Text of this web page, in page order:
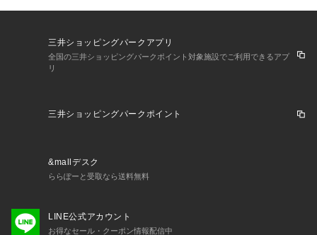
三井ショッピングパークアプリ
全国の三井ショッピングパークポイント対象施設でご利用できるアプ
リ
三井ショッピングパークポイント
&mallデスク
ららぽーと受取なら送料無料
LINE公式アカウント
お得なセール・クーポン情報配信中